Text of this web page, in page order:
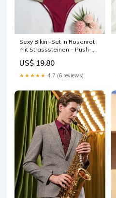
Sexy Bikini-Set in Rosenrot
mit Strasssteinen – Push-
am Strand oder Pool Damen
US$ 19.80
★★★★★ 4.7 (6 reviews)